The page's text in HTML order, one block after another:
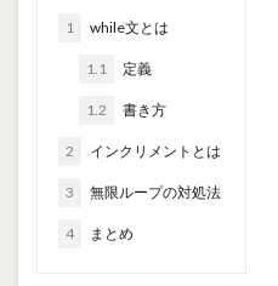
1 while文とは
1.1 定義
1.2 書き方
2 インクリメントとは
3 無限ループの対処法
4 まとめ